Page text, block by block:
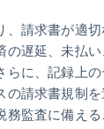
、請求書が適
の遅延、未払
らに、記録上
の請求書規制
監査に備える